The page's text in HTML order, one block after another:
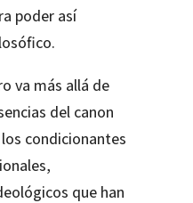
poder así
va más allá de
del canon
condicionantes
que han